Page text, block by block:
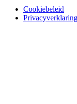
Cookiebeleid
Privacyverklaring